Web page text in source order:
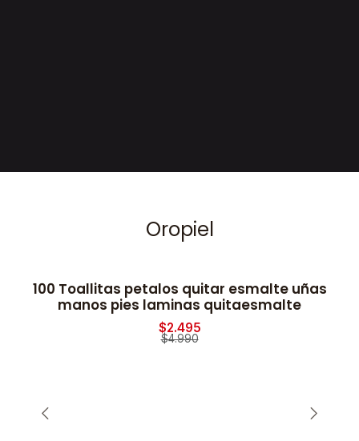
Oropiel
-50% OFF
100 Toallitas petalos quitar esmalte uñas
manos pies laminas quitaesmalte
$2.495
$4.990